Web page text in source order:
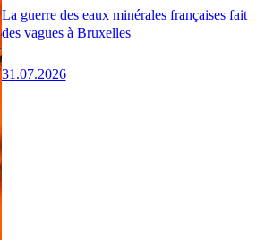
La guerre des eaux minérales françaises fait
des vagues à Bruxelles
31.07.2026